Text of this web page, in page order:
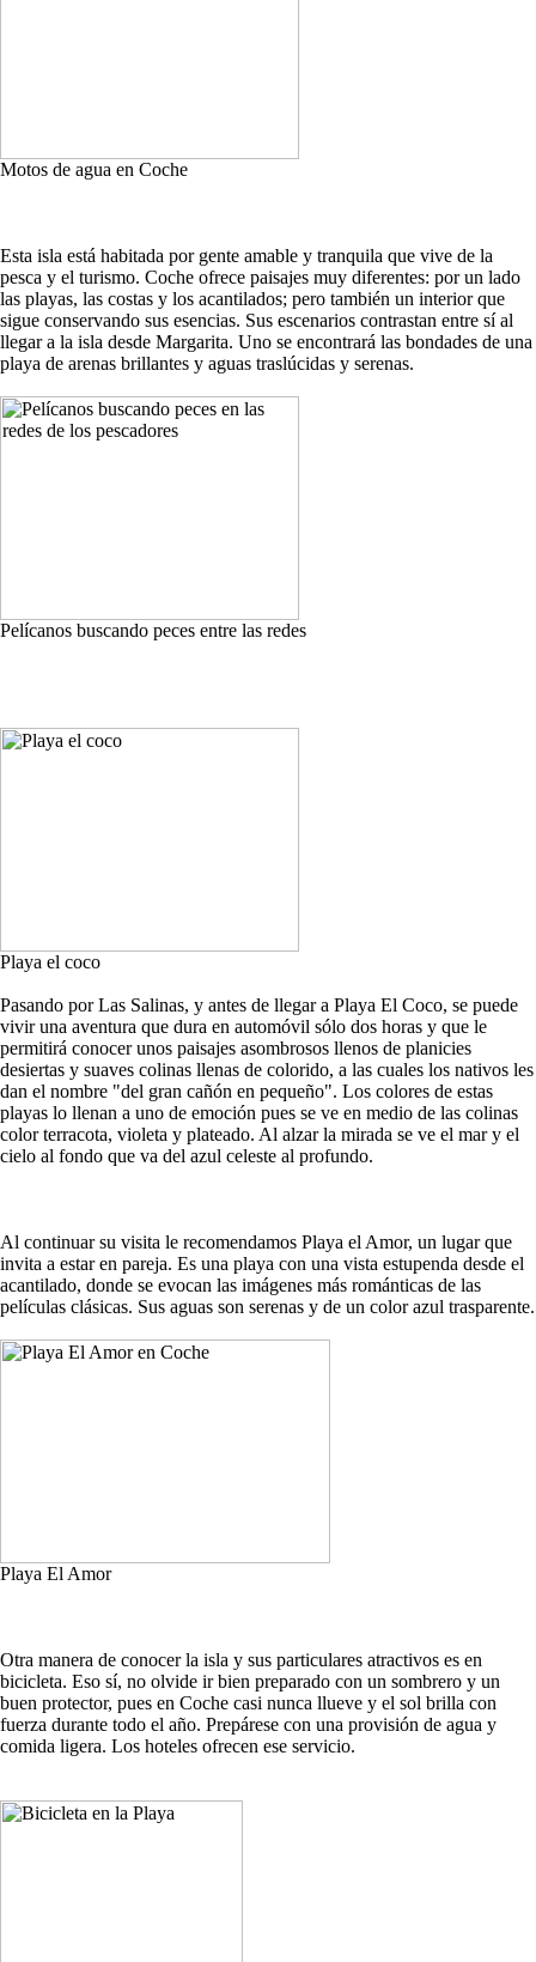
Motos de agua en Coche
Esta isla está habitada por gente amable y tranquila que vive de la
pesca y el turismo. Coche ofrece paisajes muy diferentes: por un lado
las playas, las costas y los acantilados; pero también un interior que
sigue conservando sus esencias. Sus escenarios contrastan entre sí al
llegar a la isla desde Margarita. Uno se encontrará las bondades de una
playa de arenas brillantes y aguas traslúcidas y serenas.
Pelícanos buscando peces entre las redes
Playa el coco
Pasando por Las Salinas, y antes de llegar a Playa El Coco, se puede
vivir una aventura que dura en automóvil sólo dos horas y que le
permitirá conocer unos paisajes asombrosos llenos de planicies
desiertas y suaves colinas llenas de colorido, a las cuales los nativos les
dan el nombre "del gran cañón en pequeño". Los colores de estas
playas lo llenan a uno de emoción pues se ve en medio de las colinas
color terracota, violeta y plateado. Al alzar la mirada se ve el mar y el
cielo al fondo que va del azul celeste al profundo.
Al continuar su visita le recomendamos Playa el Amor, un lugar que
invita a estar en pareja. Es una playa con una vista estupenda desde el
acantilado, donde se evocan las imágenes más románticas de las
películas clásicas. Sus aguas son serenas y de un color azul trasparente.
Playa El Amor
Otra manera de conocer la isla y sus particulares atractivos es en
bicicleta. Eso sí, no olvide ir bien preparado con un sombrero y un
buen protector, pues en Coche casi nunca llueve y el sol brilla con
fuerza durante todo el año. Prepárese con una provisión de agua y
comida ligera. Los hoteles ofrecen ese servicio.